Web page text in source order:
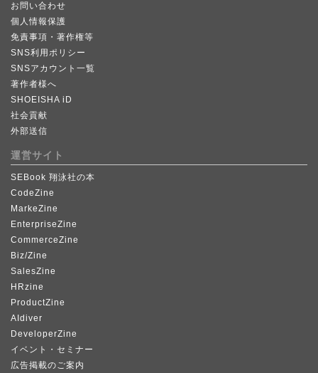
お問い合わせ
個人情報保護
免責事項・著作権等
SNS利用ポリシー
SNSアカウント一覧
著作者様へ
SHOEISHA iD
社会貢献
外部送信
運営サイト
SEBook 翔泳社の本
CodeZine
MarkeZine
EnterpriseZine
CommerceZine
Biz/Zine
SalesZine
HRzine
ProductZine
AIdiver
DeveloperZine
イベント・セミナー
広告掲載のご案内